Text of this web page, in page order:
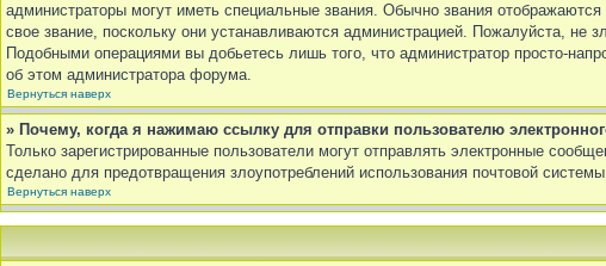
администраторы могут иметь специальные звания. Обычно звания
свое звание, поскольку они устанавливаются администрацией. Пожалуйста, не
Подобными операциями вы добьетесь лишь того, что администратор просто-
об этом администратора форума.
Вернуться наверх
» Почему, когда я нажимаю ссылку для отправки пользователю
Только зарегистрированные пользователи могут отправлять электронные
сделано для предотвращения злоупотреблений использования почтовой
Вернуться наверх